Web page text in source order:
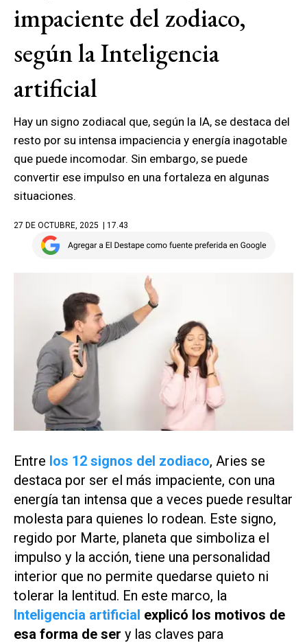
impaciente del zodiaco,
según la Inteligencia
artificial
Hay un signo zodiacal que, según la IA, se destaca del
resto por su intensa impaciencia y energía inagotable
que puede incomodar. Sin embargo, se puede
convertir ese impulso en una fortaleza en algunas
situaciones.
27 DE OCTUBRE, 2025 | 17.43
Entre los 12 signos del zodiaco, Aries se
destaca por ser el más impaciente, con una
energía tan intensa que a veces puede resultar
molesta para quienes lo rodean. Este signo,
regido por Marte, planeta que simboliza el
impulso y la acción, tiene una personalidad
interior que no permite quedarse quieto ni
tolerar la lentitud. En este marco, la
Inteligencia artificial explicó los motivos de
esa forma de ser y las claves para